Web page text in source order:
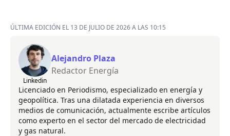
ÚLTIMA EDICIÓN EL 13 DE JULIO DE 2026 A LAS 10:15
Linkedin
Alejandro Plaza
Redactor Energía
Licenciado en Periodismo, especializado en energía y
geopolítica. Tras una dilatada experiencia en diversos
medios de comunicación, actualmente escribe artículos
como experto en el sector del mercado de electricidad
y gas natural.